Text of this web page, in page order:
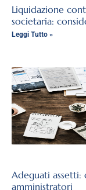
Liquidazione
societaria:
Leggi Tutto »
Adeguati assetti:
amministratori